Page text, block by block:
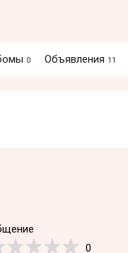
0 Объявления 11
0